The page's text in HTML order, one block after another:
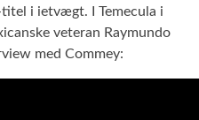
i ietvægt. I Temecula i
veteran Raymundo
med Commey: